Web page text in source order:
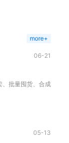
more+
06-21
批量囤货、合成增值及
05-13